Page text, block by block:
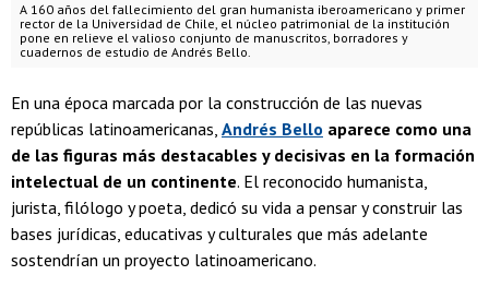
A 160 años del fallecimiento del gran humanista iberoamericano y primer
rector de la Universidad de Chile, el núcleo patrimonial de la institución
pone en relieve el valioso conjunto de manuscritos, borradores y
cuadernos de estudio de Andrés Bello.
En una época marcada por la construcción de las nuevas
repúblicas latinoamericanas, Andrés Bello aparece como una
de las figuras más destacables y decisivas en la formación
intelectual de un continente. El reconocido humanista,
jurista, filólogo y poeta, dedicó su vida a pensar y construir las
bases jurídicas, educativas y culturales que más adelante
sostendrían un proyecto latinoamericano.